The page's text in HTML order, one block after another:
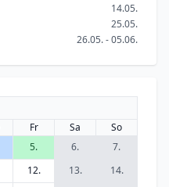
14.05.
25.05.
26.05. - 05.06.
Fr Sa
So
5. 6.
7.
12. 13. 14.